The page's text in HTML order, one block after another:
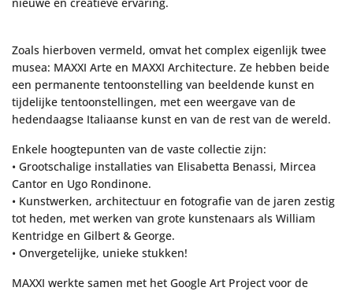
Zoals hierboven vermeld, omvat het complex eigenlijk twee
musea: MAXXI Arte en MAXXI Architecture. Ze hebben beide
een permanente tentoonstelling van beeldende kunst en
tijdelijke tentoonstellingen, met een weergave van de
hedendaagse Italiaanse kunst en van de rest van de wereld.
Enkele hoogtepunten van de vaste collectie zijn:
• Grootschalige installaties van Elisabetta Benassi, Mircea
Cantor en Ugo Rondinone.
• Kunstwerken, architectuur en fotografie van de jaren zestig
tot heden, met werken van grote kunstenaars als William
Kentridge en Gilbert & George.
• Onvergetelijke, unieke stukken!
MAXXI werkte samen met het Google Art Project voor de